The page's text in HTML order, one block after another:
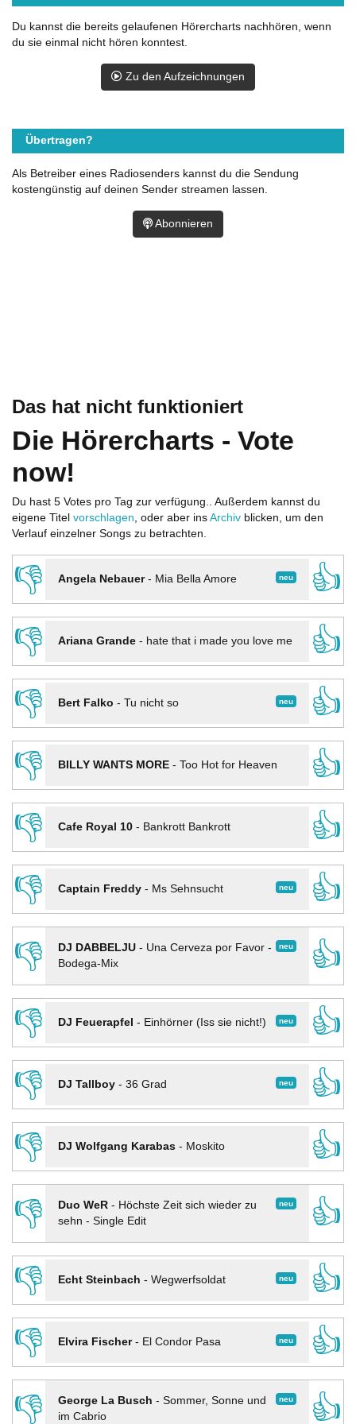
Das hat nicht funktioniert
Die Hörercharts - Vote
now!
Du hast 5 Votes pro Tag zur verfügung.. Außerdem kannst du
eigene Titel vorschlagen, oder aber ins Archiv blicken, um den
Verlauf einzelner Songs zu betrachten.
👎 neu
Angela Nebauer- Mia Bella Amore
👍
👎
Ariana Grande- hate that i made you love me
👍
👎
neu
Bert Falko - Tu nicht so
👍
👎
BILLY WANTS MORE- Too Hot for Heaven
👍
👎
Cafe Royal 10- Bankrott Bankrott
👍
👎
neu
Captain Freddy- Ms Sehnsucht
👍
👎
neu
DJ DABBELJU- Una Cerveza por Favor -
Bodega-Mix
👍
👎
neu
DJ Feuerapfel - Einhörner (Iss sie nicht!)
👍
👎
neu
DJ Tallboy- 36 Grad
👍
👎
DJ Wolfgang Karabas- Moskito
👍
👎
neu
Duo WeR- Höchste Zeit sich wieder zu
sehn - Single Edit
👍
👎
neu
Echt Steinbach - Wegwerfsoldat
👍
👎
neu
Elvira Fischer- El Condor Pasa
👍
👎
neu
George La Busch - Sommer, Sonne und
im Cabrio
👍
Du kannst die bereits gelaufenen Hörercharts nachhören, wenn
du sie einmal nicht hören konntest.
Zu den Aufzeichnungen
Übertragen?
Als Betreiber eines Radiosenders kannst du die Sendung
kostengünstig auf deinen Sender streamen lassen.
Abonnieren